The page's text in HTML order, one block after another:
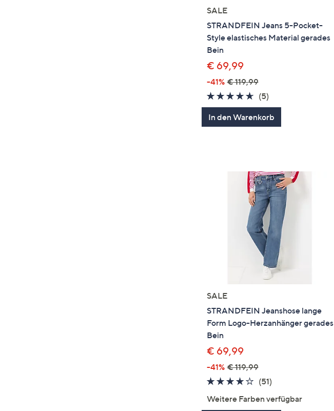
SALE
STRANDFEIN Jeans 5-Pocket-
Style elastisches Material gerades
Bein
€ 69,99
-41% € 119,99
4.6
von
5
(5)5
Bewertungen
In den Warenkorb
SALE
STRANDFEIN Jeanshose lange
Form Logo-Herzanhänger gerades
Bein
€ 69,99
-41% € 119,99
4.1
5
(51)51
Weitere Farben verfügbar